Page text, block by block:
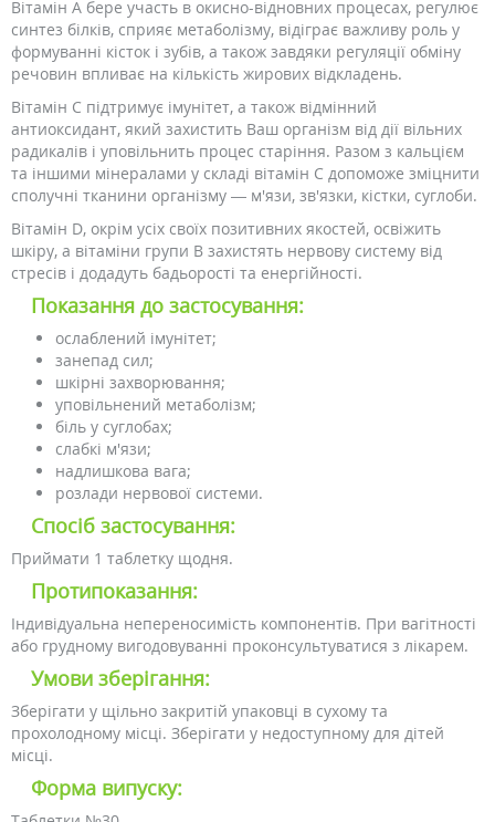
Вітамін А бере участь в окисно-відновних процесах, регулює
синтез білків, сприяє метаболізму, відіграє важливу роль у
формуванні кісток і зубів, а також завдяки регуляції обміну
речовин впливає на кількість жирових відкладень.
Вітамін С підтримує імунітет, а також відмінний
антиоксидант, який захистить Ваш організм від дії вільних
радикалів і уповільнить процес старіння. Разом з кальцієм
та іншими мінералами у складі вітамін С допоможе зміцнити
сполучні тканини організму — м'язи, зв'язки, кістки, суглоби.
Вітамін D, окрім усіх своїх позитивних якостей, освіжить
шкіру, а вітаміни групи B захистять нервову систему від
стресів і додадуть бадьорості та енергійності.
Показання до застосування:
ослаблений імунітет;
занепад сил;
шкірні захворювання;
уповільнений метаболізм;
біль у суглобах;
слабкі м'язи;
надлишкова вага;
розлади нервової системи.
Спосіб застосування:
Приймати 1 таблетку щодня.
Протипоказання:
Індивідуальна непереносимість компонентів. При вагітності
або грудному вигодовуванні проконсультуватися з лікарем.
Умови зберігання:
Зберігати у щільно закритій упаковці в сухому та
прохолодному місці. Зберігати у недоступному для дітей
місці.
Форма випуску: